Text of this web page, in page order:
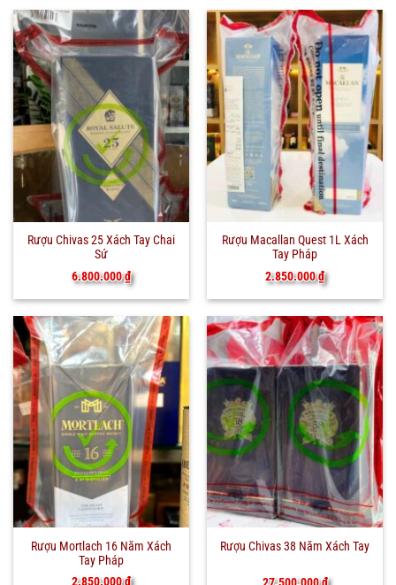
Rượu Chivas 25 Xách Tay Chai
Sứ
6.800.000₫
Rượu Macallan Quest 1L Xách
Tay Pháp
2.850.000₫
Rượu Mortlach 16 Năm Xách
Tay Pháp
2.850.000₫
Rượu Chivas 38 Năm Xách Tay